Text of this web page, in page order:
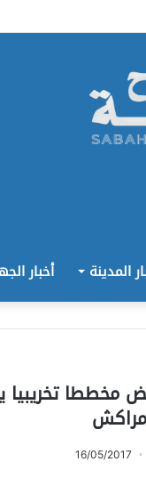
المدينة أخبار
مخططا تخريبيا
16/05/2017